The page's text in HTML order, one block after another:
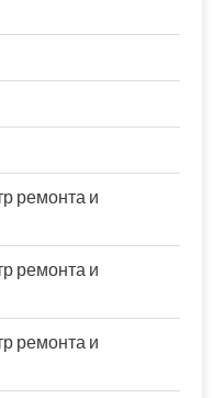
ремонта и
ремонта и
ремонта и